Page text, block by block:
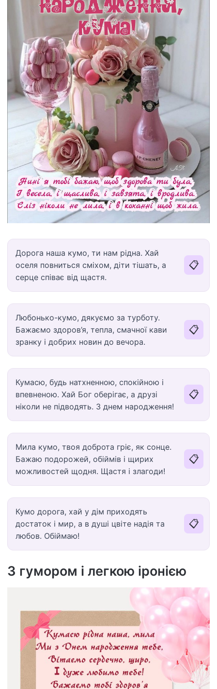
Дорога наша кумо, ти нам рідна. Хай
оселя повниться сміхом, діти тішать, а
серце співає від щастя.
📋
Любонько-кумо, дякуємо за турботу.
Бажаємо здоров’я, тепла, смачної кави
зранку і добрих новин до вечора.
📋
Кумасю, будь натхненною, спокійною і
впевненою. Хай Бог оберігає, а друзі
ніколи не підводять. З днем народження!
📋
Мила кумо, твоя доброта гріє, як сонце.
Бажаю подорожей, обіймів і щирих
можливостей щодня. Щастя і злагоди!
📋
Кумо дорога, хай у дім приходять
достаток і мир, а в душі цвіте надія та
любов. Обіймаю!
📋
З гумором і легкою іронією